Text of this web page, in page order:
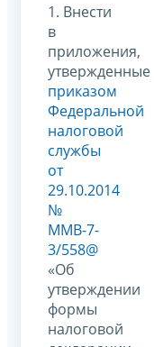
1. Внести
в
приложения,
утвержденные
приказом
Федеральной
налоговой
службы
от
29.10.2014
№
ММВ-7-
3/558@
«Об
утверждении
формы
налоговой